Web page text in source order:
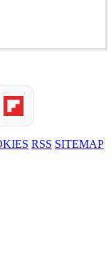
RSS SITEMAP